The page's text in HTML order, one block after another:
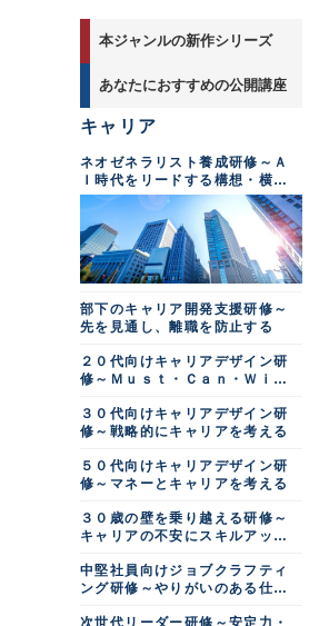
本ジャンルの新作シリーズ
あなたにおすすめの公開講座
キャリア
ネオゼネラリスト養成研修～Ａ
Ｉ時代をリードする構想・横断
型人材
部下のキャリア開発支援研修～
先を見通し、離職を防止する
２０代向けキャリアデザイン研
修～Ｍｕｓｔ・Ｃａｎ・Ｗｉｌ
３０代向けキャリアデザイン研
修～戦略的にキャリアを考える
５０代向けキャリアデザイン研
修～マネーとキャリアを考える
３０歳の壁を乗り越える研修～
キャリアの不安にスキルアップ
中堅社員向けジョブクラフティ
ング研修～やりがいのある仕事
次世代リーダー研修～安定力・